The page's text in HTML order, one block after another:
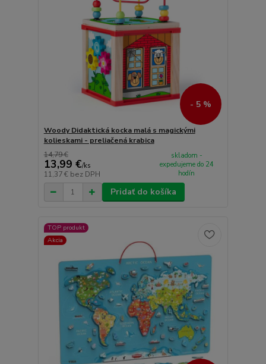
- 5 %
Woody Didaktická kocka malá s magickými
kolieskami - preliačená krabica
14,79 €
13,99 €/ks
11,37 € bez DPH
skladom -
expedujeme do 24
hodín
Pridať do košíka
TOP produkt
Akcia